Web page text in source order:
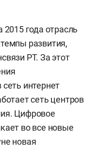
2015 года отрасль
развития,
РТ. За этот
интернет
сеть центров
Цифровое
во все новые
новая